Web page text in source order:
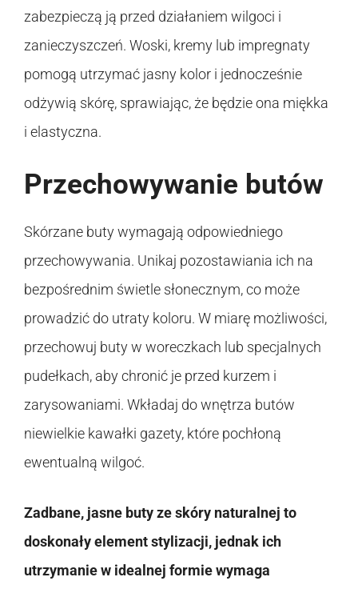
zabezpieczą ją przed działaniem wilgoci i
zanieczyszczeń. Woski, kremy lub impregnaty
pomogą utrzymać jasny kolor i jednocześnie
odżywią skórę, sprawiając, że będzie ona miękka
i elastyczna.
Przechowywanie butów
Skórzane buty wymagają odpowiedniego
przechowywania. Unikaj pozostawiania ich na
bezpośrednim świetle słonecznym, co może
prowadzić do utraty koloru. W miarę możliwości,
przechowuj buty w woreczkach lub specjalnych
pudełkach, aby chronić je przed kurzem i
zarysowaniami. Wkładaj do wnętrza butów
niewielkie kawałki gazety, które pochłoną
ewentualną wilgoć.
Zadbane, jasne buty ze skóry naturalnej to
doskonały element stylizacji, jednak ich
utrzymanie w idealnej formie wymaga